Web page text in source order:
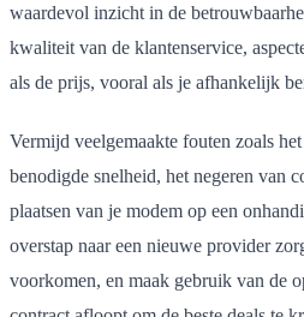
waardevol inzicht in de
kwaliteit van de klantenservice,
als de prijs, vooral als je afhankelijk
Vermijd veelgemaakte fouten zoals
benodigde snelheid, het negeren van
plaatsen van je modem op een
overstap naar een nieuwe provider
voorkomen, en maak gebruik van de